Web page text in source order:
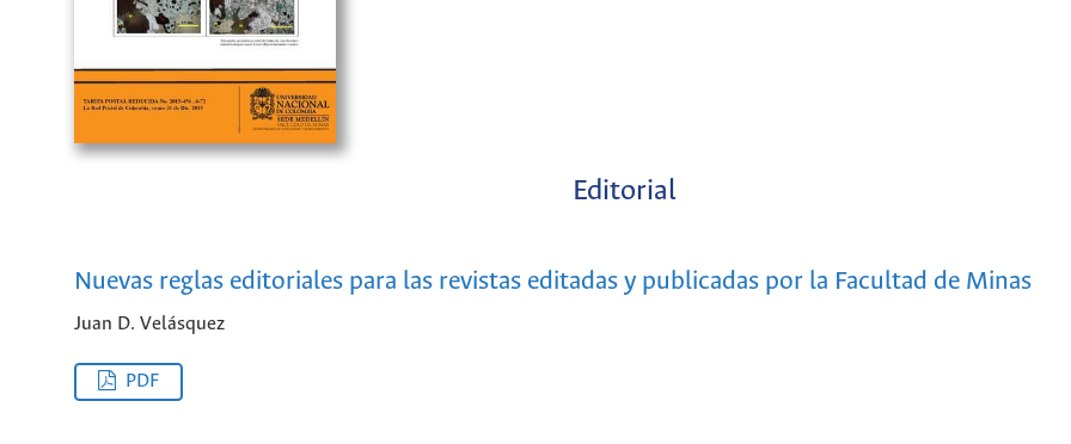
Editorial
Nuevas reglas editoriales para las revistas editadas y publicadas por la Facultad de Minas
Juan D. Velásquez
PDF